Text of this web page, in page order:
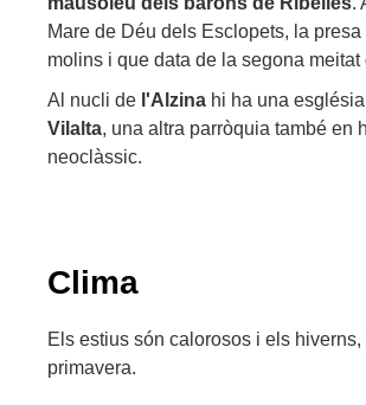
Mare de Déu dels Esclopets, la
molins i que data de la segona
Al nucli de l'Alzina hi ha una
Vilalta, una altra parròquia també en
neoclàssic.
Clima
Els estius són calorosos i els
primavera.